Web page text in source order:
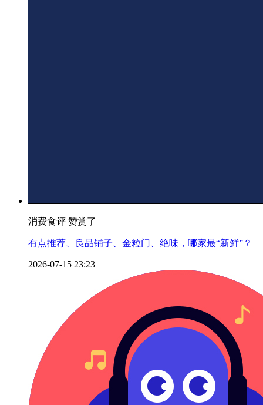
消费食评 赞赏了
有点推荐、良品铺子、金粒门、绝味，哪家最“新鲜”？
2026-07-15 23:23